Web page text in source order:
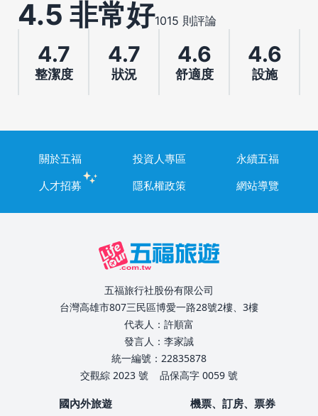
4.5 非常好1015 則評論
4.7
整潔度
4.7
狀況
4.6
舒適度
4.6
設施
關於五福 投資人專區
永續五福
人才招募
隱私權政策 網站導覽
五福旅行社股份有限公司
台灣高雄市807三民區博愛一路28號2樓、3樓
代表人：許順富
發言人：李家誠
統一編號：22835878
交觀綜 2023 號
品保高字 0059 號
國內外旅遊 機票、訂房、票券